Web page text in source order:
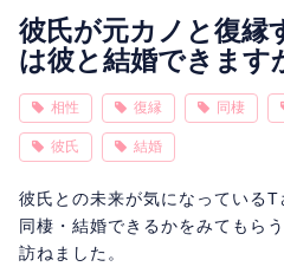
彼氏が元カノと復縁
は彼と結婚できます
相性 復縁 同棲
彼氏 結婚
彼氏との未来が気になっているT
同棲・結婚できるかをみてもら
訪ねました。